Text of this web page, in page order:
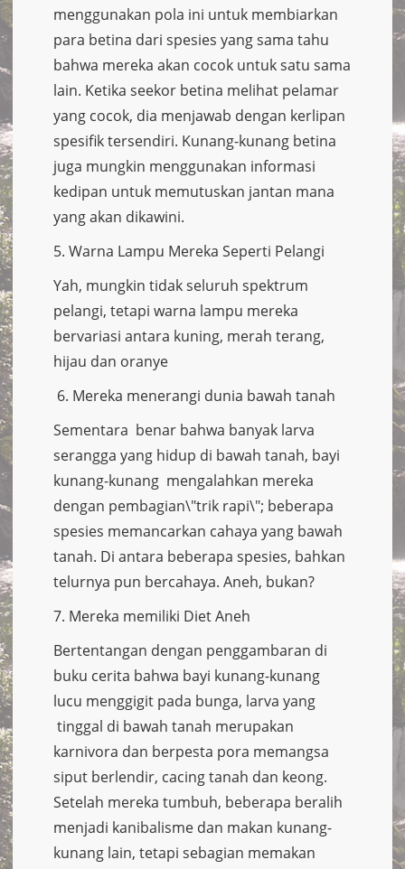
menggunakan pola ini untuk membiarkan
para betina dari spesies yang sama tahu
bahwa mereka akan cocok untuk satu sama
lain. Ketika seekor betina melihat pelamar
yang cocok, dia menjawab dengan kerlipan
spesifik tersendiri. Kunang-kunang betina
juga mungkin menggunakan informasi
kedipan untuk memutuskan jantan mana
yang akan dikawini.
5. Warna Lampu Mereka Seperti Pelangi
Yah, mungkin tidak seluruh spektrum
pelangi, tetapi warna lampu mereka
bervariasi antara kuning, merah terang,
hijau dan oranye
6. Mereka menerangi dunia bawah tanah
Sementara benar bahwa banyak larva
serangga yang hidup di bawah tanah, bayi
kunang-kunang mengalahkan mereka
dengan pembagian\"trik rapi\"; beberapa
spesies memancarkan cahaya yang bawah
tanah. Di antara beberapa spesies, bahkan
telurnya pun bercahaya. Aneh, bukan?
7. Mereka memiliki Diet Aneh
Bertentangan dengan penggambaran di
buku cerita bahwa bayi kunang-kunang
lucu menggigit pada bunga, larva yang
tinggal di bawah tanah merupakan
karnivora dan berpesta pora memangsa
siput berlendir, cacing tanah dan keong.
Setelah mereka tumbuh, beberapa beralih
menjadi kanibalisme dan makan kunang-
kunang lain, tetapi sebagian memakan